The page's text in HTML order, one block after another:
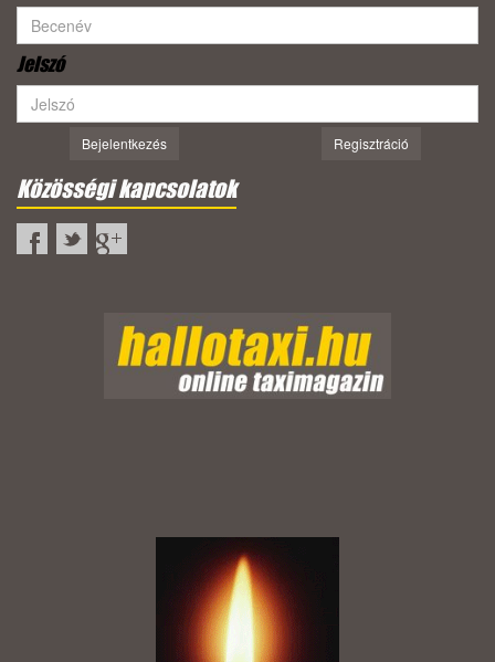
Jelszó
Bejelentkezés Regisztráció
Közösségi kapcsolatok